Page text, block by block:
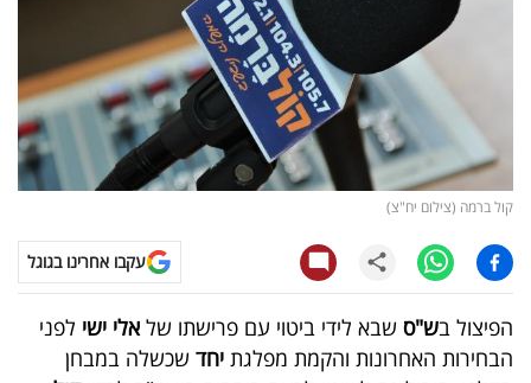
רכילות
עסקית
קריפטו
ויראלי
טלוויזיה
עסקי
קול ברמה (צילום יח"צ)
עקבו אחרינו בגוגל
הפיצול בש"ס שבא לידי ביטוי עם פרישתו שלאלי ישי לפני
הבחירות האחרונות והקמת מפלגת יחד שכשלה במבחן